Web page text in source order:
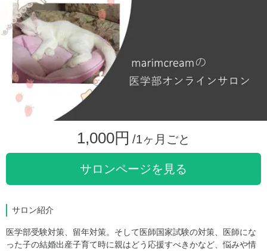
1,000円 /1ヶ月ごと
サロンページを見る
サロン紹介
医学部受験対策、留年対策。そして医師国家試験の対策、医師にな
った子の結婚出産子育て時に親はどう応援すべきかなど、悩みや情